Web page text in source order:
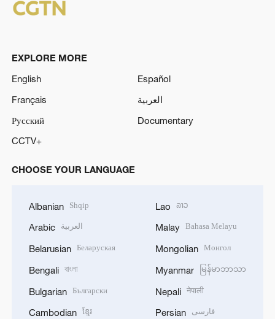
EXPLORE MORE
English
Español
Français
العربية
Русский
Documentary
CCTV+
CHOOSE YOUR LANGUAGE
Albanian Shqip
Arabic العربية
Belarusian Беларуская
Bengali বাংলা
Bulgarian Български
Cambodian ខ្មែរ
Lao ລາວ
Malay Bahasa Melayu
Mongolian Монгол
Myanmar မြန်မာဘာသာ
Nepali नेपाली
Persian فارسی